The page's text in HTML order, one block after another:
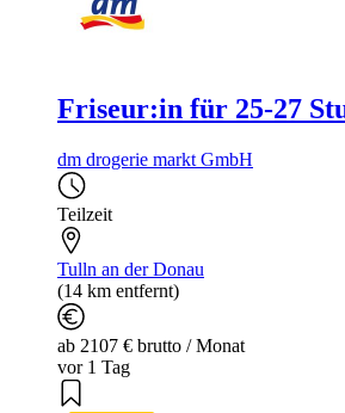
Friseur:in für 25-27
dm drogerie markt GmbH
Teilzeit
Tulln an der Donau
(14 km entfernt)
ab 2107 € brutto / Monat
vor 1 Tag